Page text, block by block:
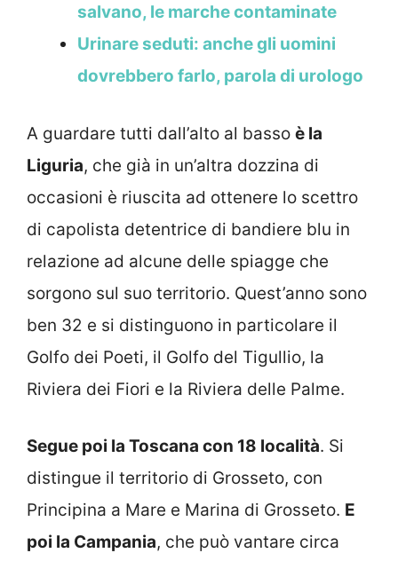
salvano, le marche contaminate
Urinare seduti: anche gli uomini
dovrebbero farlo, parola di urologo
A guardare tutti dall’alto al basso è la
Liguria, che già in un’altra dozzina di
occasioni è riuscita ad ottenere lo scettro
di capolista detentrice di bandiere blu in
relazione ad alcune delle spiagge che
sorgono sul suo territorio. Quest’anno sono
ben 32 e si distinguono in particolare il
Golfo dei Poeti, il Golfo del Tigullio, la
Riviera dei Fiori e la Riviera delle Palme.
Segue poi la Toscana con 18 località. Si
distingue il territorio di Grosseto, con
Principina a Mare e Marina di Grosseto. E
poi la Campania, che può vantare circa